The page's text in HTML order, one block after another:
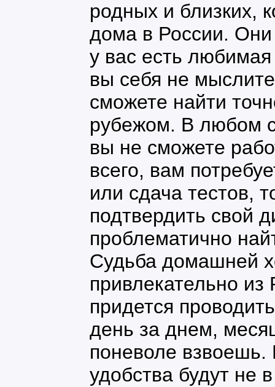
родных и близких,
дома в России. Они
у вас есть
вы себя не
сможете найти
рубежом. В любом
вы не сможете
всего, вам
или сдача тестов,
подтвердить свой
проблематично
Судьба домашней
привлекательно из
придется
день за днем,
поневоле взвоешь.
удобства будут не